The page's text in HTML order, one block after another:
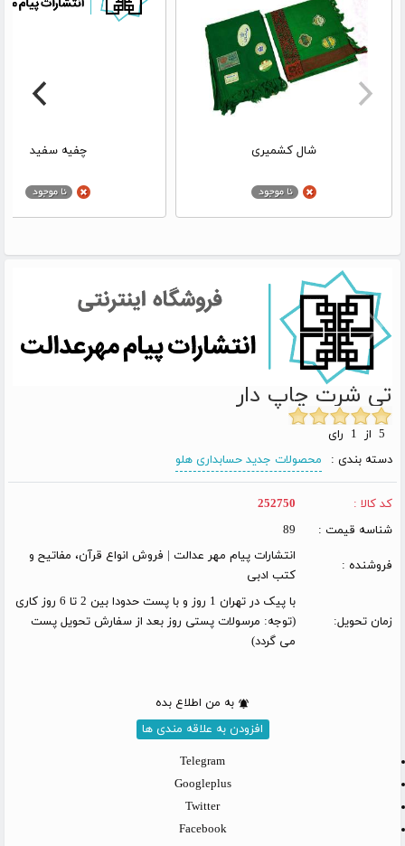
شال کشمیری چفیه سفید
تی شرت چاپ دار
دسته بندی :
محصولات جدید حسابداری هلو
کد کالا :
252750
شناسه قیمت :
89
فروشنده :
انتشارات پیام مهر عدالت | فروش انواع قرآن، مفاتیح و
کتب ادبی
زمان تحویل:
با پیک در تهران 1 روز و با پست حدودا بین 2 تا 6 روز کاری
(توجه: مرسولات پستی روز بعد از سفارش تحویل پست
می گردد)
به من اطلاع بده
افزودن به علاقه مندی ها
Telegram
Googleplus
Twitter
Facebook